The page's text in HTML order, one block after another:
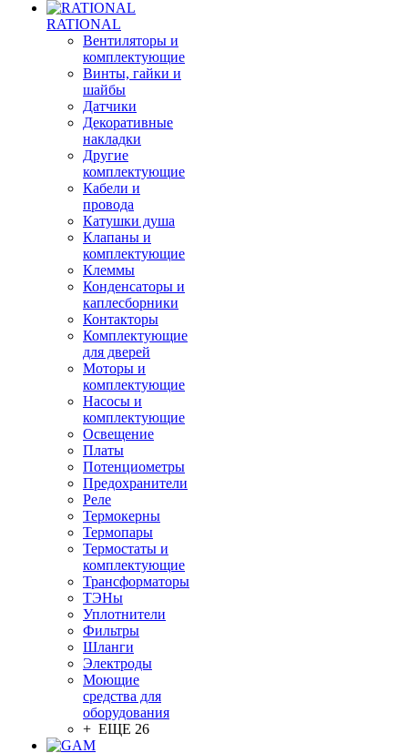
RATIONAL
Вентиляторы и
комплектующие
Винты, гайки и
шайбы
Датчики
Декоративные
накладки
Другие
комплектующие
Кабели и
провода
Катушки душа
Клапаны и
комплектующие
Клеммы
Конденсаторы и
каплесборники
Контакторы
Комплектующие
для дверей
Моторы и
комплектующие
Насосы и
комплектующие
Освещение
Платы
Потенциометры
Предохранители
Реле
Термокерны
Термопары
Термостаты и
комплектующие
Трансформаторы
ТЭНы
Уплотнители
Фильтры
Шланги
Электроды
Моющие
средства для
оборудования
+ ЕЩЕ 26